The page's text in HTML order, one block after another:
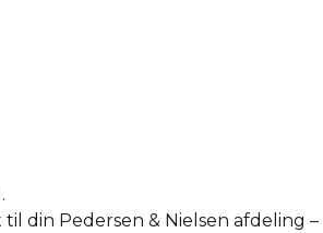
din Pedersen & Nielsen afdeling